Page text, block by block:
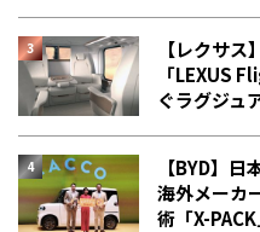
【レクサ
「LEXUS
ぐラグジュ
【BYD】
海外メーカ
術「X-